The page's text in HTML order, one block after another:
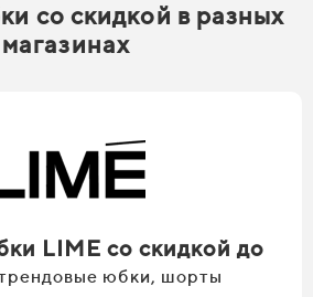
со скидкой в разных
магазинах
LIME со скидкой до
юбки, шорты